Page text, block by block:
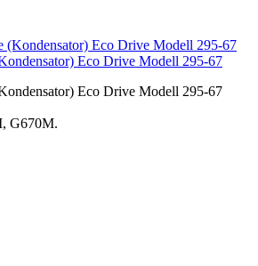
Eco Drive Modell 295-67
Eco Drive Modell 295-67
G670M.